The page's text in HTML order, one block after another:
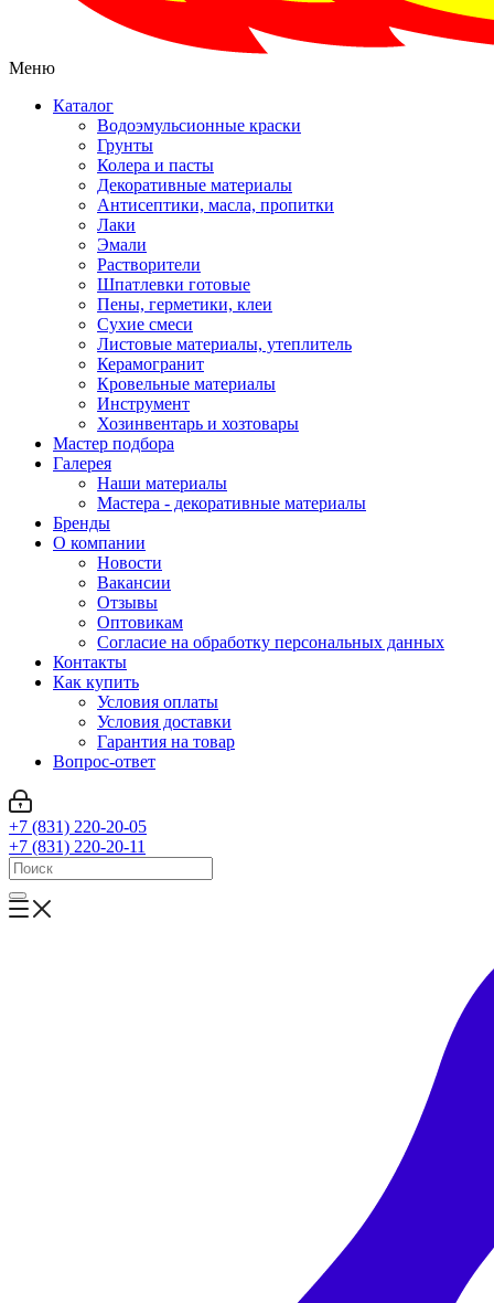
Меню
Каталог
Водоэмульсионные краски
Грунты
Колера и пасты
Декоративные материалы
Антисептики, масла, пропитки
Лаки
Эмали
Растворители
Шпатлевки готовые
Пены, герметики, клеи
Сухие смеси
Листовые материалы, утеплитель
Керамогранит
Кровельные материалы
Инструмент
Хозинвентарь и хозтовары
Мастер подбора
Галерея
Наши материалы
Мастера - декоративные материалы
Бренды
О компании
Новости
Вакансии
Отзывы
Оптовикам
Cогласие на обработку персональных данных
Контакты
Как купить
Условия оплаты
Условия доставки
Гарантия на товар
Вопрос-ответ
+7 (831) 220-20-05
+7 (831) 220-20-11